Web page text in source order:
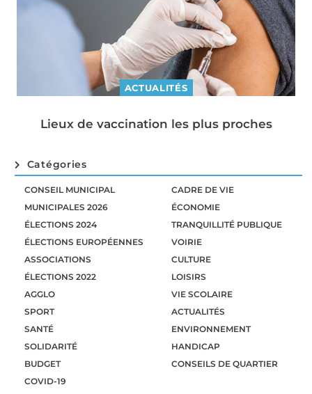
ACTUALITÉS
Lieux de vaccination les plus proches
Catégories
CONSEIL MUNICIPAL
MUNICIPALES 2026
ÉLECTIONS 2024
ÉLECTIONS EUROPÉENNES
ASSOCIATIONS
ÉLECTIONS 2022
AGGLO
SPORT
SANTÉ
SOLIDARITÉ
BUDGET
COVID-19
CADRE DE VIE
ÉCONOMIE
TRANQUILLITÉ PUBLIQUE
VOIRIE
CULTURE
LOISIRS
VIE SCOLAIRE
ACTUALITÉS
ENVIRONNEMENT
HANDICAP
CONSEILS DE QUARTIER